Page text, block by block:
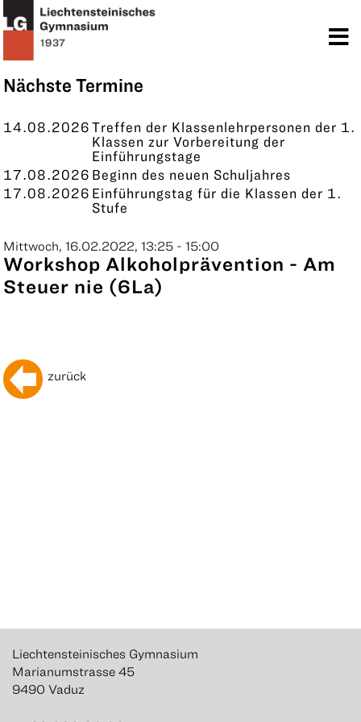
Nächste Termine
14.08.2026Treffen der Klassenlehrpersonen der 1.
Klassen zur Vorbereitung der
Einführungstage
17.08.2026 Beginn des neuen Schuljahres
17.08.2026 Einführungstag für die Klassen der 1.
Stufe
KONTAKT
Mittwoch, 16.02.2022, 13:25 - 15:00
Workshop Alkoholprävention - Am
Steuer nie (6La)
zurück
Liechtensteinisches Gymnasium
Marianumstrasse 45
9490 Vaduz